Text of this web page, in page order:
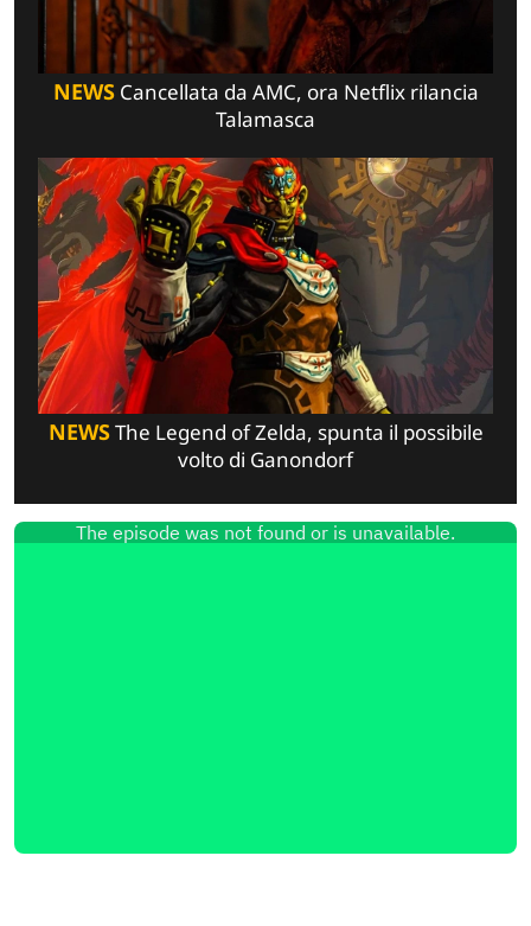
NEWSCancellata da AMC, ora Netflix rilancia
Talamasca
NEWSThe Legend of Zelda, spunta il possibile
volto di Ganondorf